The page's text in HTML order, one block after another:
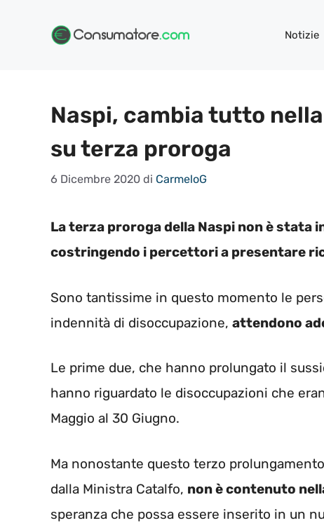
Notizie
Naspi, cambia tutto
su terza proroga
6 Dicembre 2020 di CarmeloG
La terza proroga della Naspi non è stata
costringendo i percettori a presentare
Sono tantissime in questo momento le
indennità di disoccupazione, attendono
Le prime due, che hanno prolungato il
hanno riguardato le disoccupazioni che
Maggio al 30 Giugno.
Ma nonostante questo terzo
dalla Ministra Catalfo, non è contenuto
speranza che possa essere inserito in un